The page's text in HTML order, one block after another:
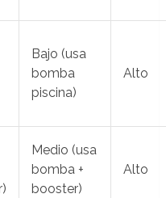
Bajo (usa
bomba
piscina)
Alto
Medio (usa
bomba +
booster)
Alto